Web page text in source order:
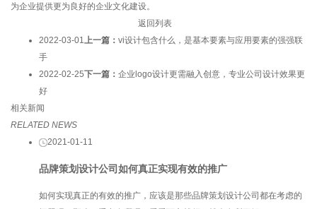
为企业提供更为良好的企业文化建设。
返回列表
2022-03-01上一篇： vi设计包含什么，是基本要素与应用要素的强强联
手
2022-02-25下一篇： 企业logo设计更需融入创意，专业公司设计效果更
好
相关新闻
RELATED NEWS
2021-01-11
品牌策划设计公司如何真正实现有效的推广
如何实现真正的有效的推广，应该是那些品牌策划设计公司都在考虑的